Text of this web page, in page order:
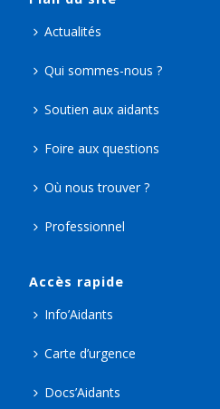
Actualités
Qui sommes-nous ?
Soutien aux aidants
Foire aux questions
Où nous trouver ?
Professionnel
Accès rapide
Info’Aidants
Carte d’urgence
Docs’Aidants